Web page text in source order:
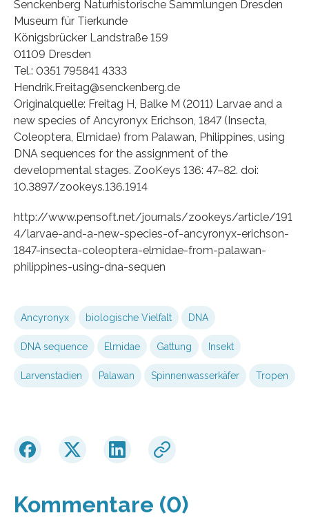
Senckenberg Naturhistorische Sammlungen Dresden
Museum für Tierkunde
Königsbrücker Landstraße 159
01109 Dresden
Tel.: 0351 795841 4333
Hendrik.Freitag@senckenberg.de
Originalquelle: Freitag H, Balke M (2011) Larvae and a
new species of Ancyronyx Erichson, 1847 (Insecta,
Coleoptera, Elmidae) from Palawan, Philippines, using
DNA sequences for the assignment of the
developmental stages. ZooKeys 136: 47–82. doi:
10.3897/zookeys.136.1914
http://www.pensoft.net/journals/zookeys/article/191
4/larvae-and-a-new-species-of-ancyronyx-erichson-
1847-insecta-coleoptera-elmidae-from-palawan-
philippines-using-dna-sequen
Ancyronyx biologische Vielfalt DNA
DNA sequence Elmidae Gattung Insekt
Larvenstadien Palawan Spinnenwasserkäfer Tropen
Kommentare (0)